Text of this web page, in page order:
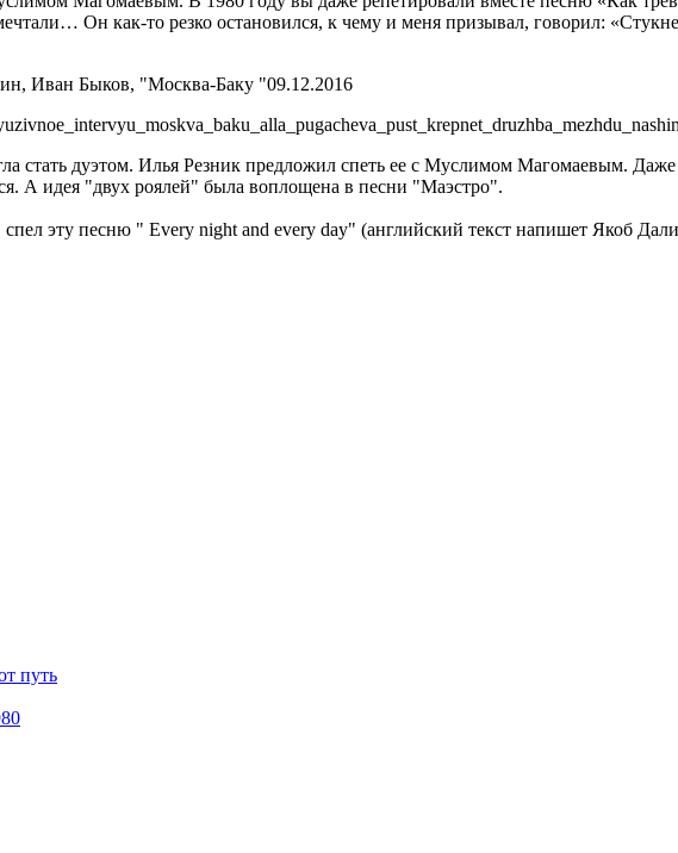
Он как-то резко остановился, к чему и меня призывал, говорил:
Иван Быков, "Москва-Баку "09.12.2016
стать дуэтом. Илья Резник предложил спеть ее с Муслимом Магомаевым.
А идея "двух роялей" была воплощена в песни "Маэстро".
спел эту песню " Every night and every day" (английский текст напишет Якоб
путь